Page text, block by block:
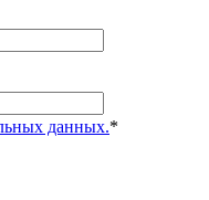
данных.*